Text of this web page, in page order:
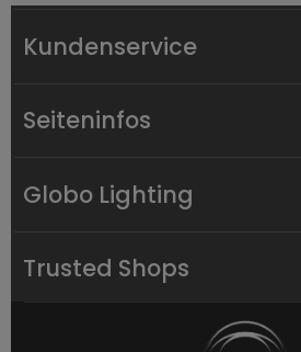
Kundenservice
Seiteninfos
Globo Lighting
Trusted Shops